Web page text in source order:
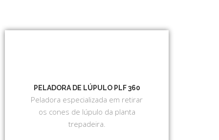
PELADORA DE LÚPULO PLF 360
Peladora especializada em retirar
os cones de lúpulo da planta
trepadeira.